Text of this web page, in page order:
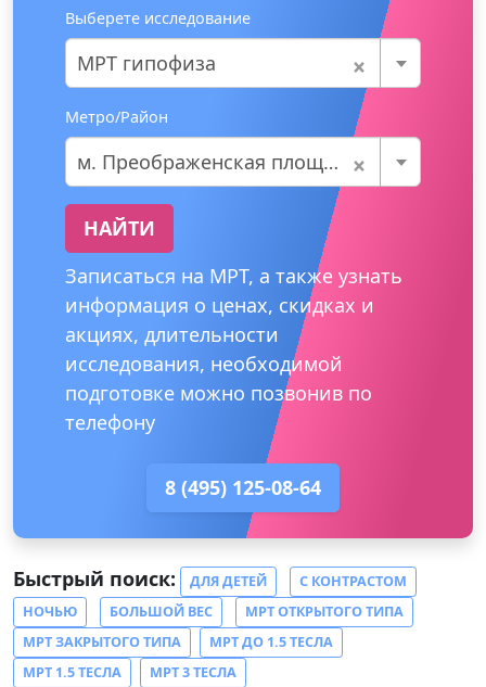
Выберете исследование
×
МРТ гипофиза
Метро/Район
×
м. Преображенская площадь
НАЙТИ
Записаться на МРТ, а также узнать
информация о ценах, скидках и
акциях, длительности
исследования, необходимой
подготовке можно позвонив по
телефону
8 (495) 125-08-64
Быстрый поиск: ДЛЯ ДЕТЕЙ
С КОНТРАСТОМ
НОЧЬЮ
БОЛЬШОЙ ВЕС
МРТ ОТКРЫТОГО ТИПА
МРТ ЗАКРЫТОГО ТИПА
МРТ ДО 1.5 ТЕСЛА
МРТ 1.5 ТЕСЛА
МРТ 3 ТЕСЛА